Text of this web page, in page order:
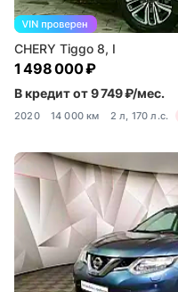
CHERY Tiggo 8, I
1 498 000 ₽
В кредит от 9 749 ₽/мес.
2020 14 000 км 2 л, 170 л.с.